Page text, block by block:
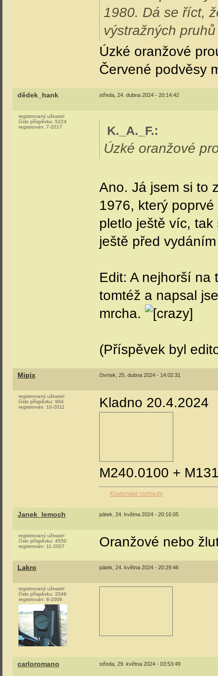
1980. Dá se říct,
výstražných
Úzké oranžové
Červené podvěsy
dědek_hank středa, 24. dubna 2024 - 20:14:42
registrovaný uživatel
číslo příspěvku: 5224
registrován: 7-2017 K._A._F.:
Úzké oranžové
Ano. Já jsem si to
1976, který
pletlo ještě víc,
ještě před
Edit: A nejhorší na
tomtéž a napsal
mrcha.
(Příspěvek byl
Mipix čtvrtek, 25. dubna 2024 - 14:02:31
registrovaný uživatel
číslo příspěvku: 994
registrován: 10-2011 Kladno 20.4.2024
M240.0100 +
Kladenské rozhledy
Janek_lemoch pátek, 24. května 2024 - 20:16:05
registrovaný uživatel
číslo příspěvku: 4550
registrován: 11-2007 Oranžové nebo
Lakro pátek, 24. května 2024 - 20:29:46
registrovaný uživatel
číslo příspěvku: 2048
registrován: 8-2006
carloromano středa, 29. května 2024 - 03:53:49